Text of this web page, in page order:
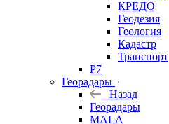
КРЕДО
Геодезия
Геология
Кадастр
Транспорт
Р7
Георадары
Назад
Георадары
MALA